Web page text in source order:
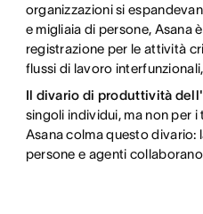
organizzazioni si
e migliaia di persone, Asana
registrazione per le attività
flussi di lavoro
Il divario di produttività
singoli individui, ma non per i
Asana colma questo divario:
persone e agenti